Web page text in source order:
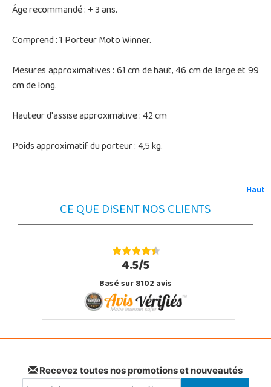
Âge recommandé : + 3 ans.
Comprend : 1 Porteur Moto Winner.
Mesures approximatives : 61 cm de haut, 46 cm de large et 99
cm de long.
Hauteur d'assise approximative : 42 cm
Poids approximatif du porteur : 4,5 kg.
Haut
CE QUE DISENT NOS CLIENTS
4.5/5
Basé sur 8102 avis
Recevez toutes nos promotions et nouveautés